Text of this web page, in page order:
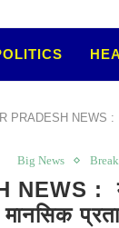
PRADESH NEWS :
Big News
:
मानसिक